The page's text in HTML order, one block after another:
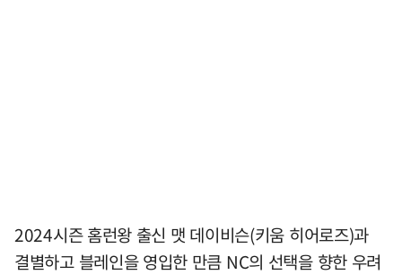
2024시즌 홈런왕 출신 맷 데이비슨(키움 히어로즈)과
결별하고 블레인을 영입한 만큼 NC의 선택을 향한 우려